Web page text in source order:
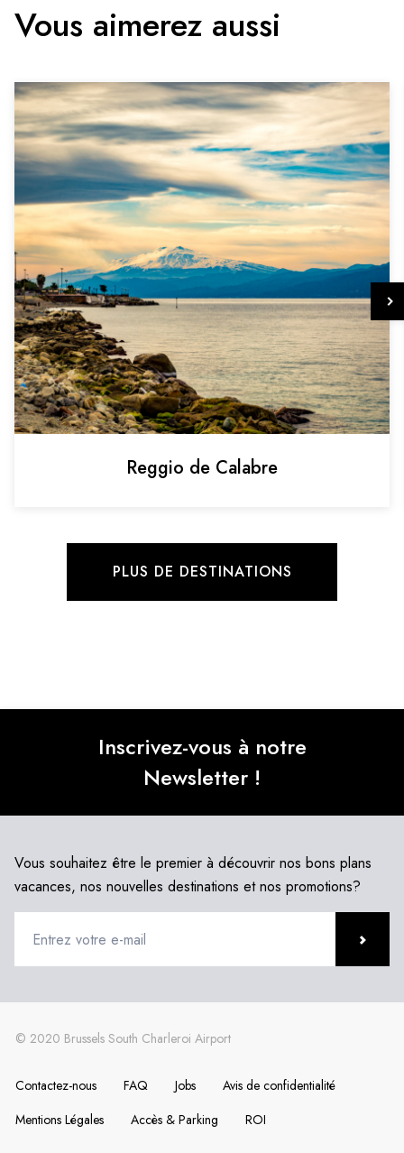
Vous aimerez aussi
Reggio de Calabre
PLUS DE DESTINATIONS
Inscrivez-vous à notre
Newsletter !
Vous souhaitez être le premier à découvrir nos bons plans
vacances, nos nouvelles destinations et nos promotions?
Contactez-nous FAQ Jobs
Avis de confidentialité
Mentions Légales
Accès & Parking ROI